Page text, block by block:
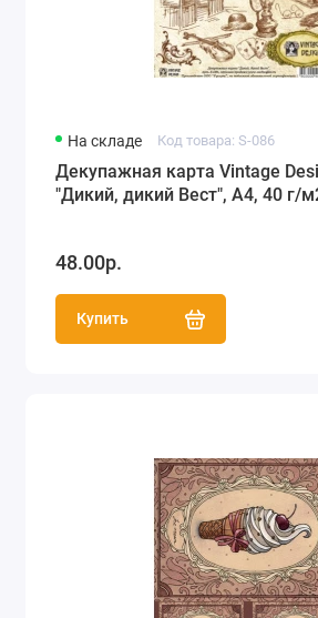
На складе Код товара: S-086
Декупажная карта Vintage
"Дикий, дикий Вест", А4, 40 г/
48.00р.
Купить